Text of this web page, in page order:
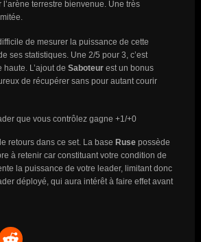
l’arène terrestre bienvenue. Une très
de mesurer la puissance de cette
ses statistiques. Une 2/5 pour 3, c’est
L’ajout de Saboteurest un bonus
de récupérer sans pour autant courir
que vous contrôlez gagne +1/+0
retours dans ce set. La base Ruse possède
à retenir car constituant votre condition de
la puissance de votre leader, limitant donc
déployé, qui aura intérêt à faire effet avant